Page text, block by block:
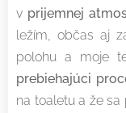
v prijemnej
ležím, občas aj
polohu a moje
prebiehajúci
na toaletu a že sa